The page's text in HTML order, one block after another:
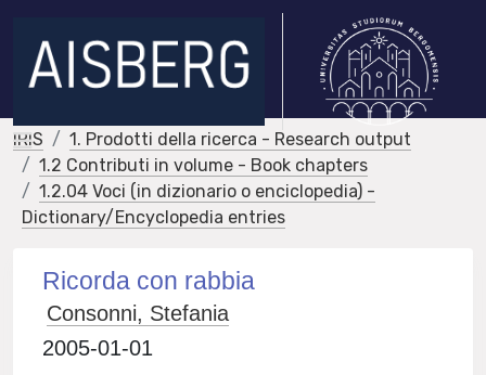
IRIS
1. Prodotti della ricerca - Research output
1.2 Contributi in volume - Book chapters
1.2.04 Voci (in dizionario o enciclopedia) -
Dictionary/Encyclopedia entries
Ricorda con rabbia
Consonni, Stefania
2005-01-01